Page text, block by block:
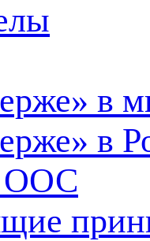
в
в
ООС